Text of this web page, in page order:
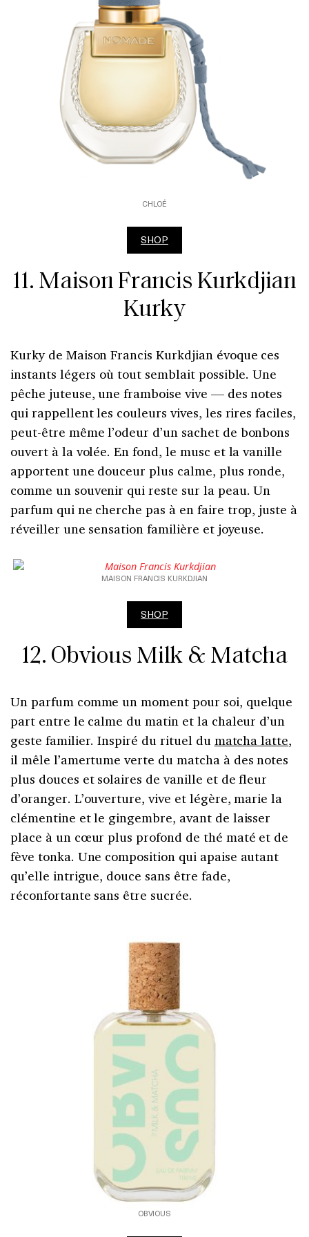
CHLOÉ
SHOP
11. Maison Francis Kurkdjian
Kurky
Kurky de Maison Francis Kurkdjian évoque ces
instants légers où tout semblait possible. Une
pêche juteuse, une framboise vive — des notes
qui rappellent les couleurs vives, les rires faciles,
peut-être même l’odeur d’un sachet de bonbons
ouvert à la volée. En fond, le musc et la vanille
apportent une douceur plus calme, plus ronde,
comme un souvenir qui reste sur la peau. Un
parfum qui ne cherche pas à en faire trop, juste à
réveiller une sensation familière et joyeuse.
MAISON FRANCIS KURKDJIAN
SHOP
12. Obvious Milk & Matcha
Un parfum comme un moment pour soi, quelque
part entre le calme du matin et la chaleur d’un
geste familier. Inspiré du rituel du matcha latte,
il mêle l’amertume verte du matcha à des notes
plus douces et solaires de vanille et de fleur
d’oranger. L’ouverture, vive et légère, marie la
clémentine et le gingembre, avant de laisser
place à un cœur plus profond de thé maté et de
fève tonka. Une composition qui apaise autant
qu’elle intrigue, douce sans être fade,
réconfortante sans être sucrée.
OBVIOUS